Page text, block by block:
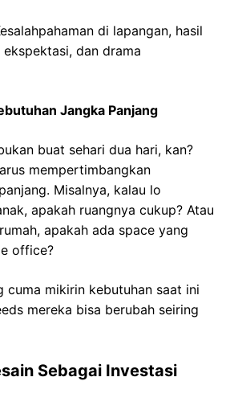
di lapangan, hasil
dan drama
Jangka Panjang
buat sehari dua hari, kan?
mempertimbangkan
Misalnya, kalau lo
apakah ruangnya cukup? Atau
apakah ada space yang
office?
cuma mikirin kebutuhan saat ini
mereka bisa berubah seiring
Sebagai Investasi